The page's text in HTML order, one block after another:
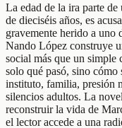
La edad de la ira parte
de dieciséis años, es
gravemente herido a uno
Nando López construye
social más que un simple
solo qué pasó, sino cómo
instituto, familia, presión
silencios adultos. La
reconstruir la vida de
el lector accede a una